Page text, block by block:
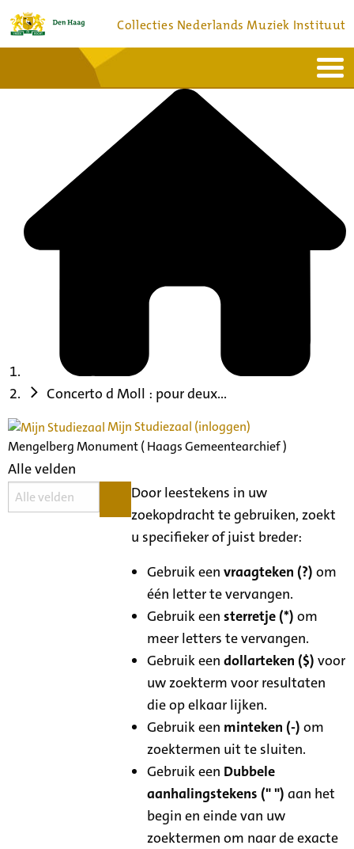
Collecties Nederlands Muziek Instituut
Bronnen en collecties
Concerto d Moll : pour deux...
Mijn Studiezaal (inloggen)
Mengelberg Monument ( Haags Gemeentearchief )
Alle velden
Door leestekens in uw
zoekopdracht te gebruiken, zoekt
u specifieker of juist breder:
Gebruik eenvraagteken (?) om
één letter te vervangen.
Gebruik eensterretje (*) om
meer letters te vervangen.
Gebruik eendollarteken ($) voor
uw zoekterm voor resultaten
die op elkaar lijken.
Gebruik een minteken (-) om
zoektermen uit te sluiten.
Gebruik een Dubbele
aanhalingstekens (" ") aan het
begin en einde van uw
zoektermen om naar de exacte